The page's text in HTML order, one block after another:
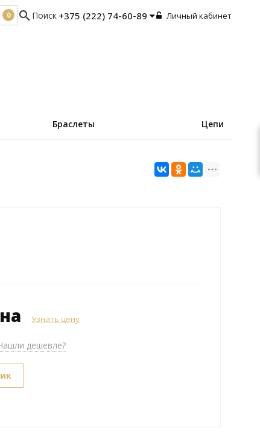
0
search Поиск +375 (222) 74-60-89 Личный кабинет
Браслеты Цепи
Узнать цену
дешевле?